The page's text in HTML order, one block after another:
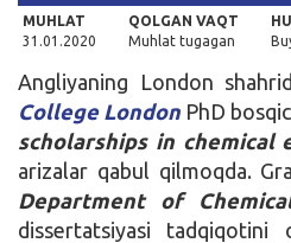
MUHLAT
31.01.2020
QOLGAN VAQT
Muhlat tugagan
Angliyaning London
College London PhD
scholarships in chemical
arizalar qabul qilmoqda.
Department of
dissertatsiyasi tadqiqotini